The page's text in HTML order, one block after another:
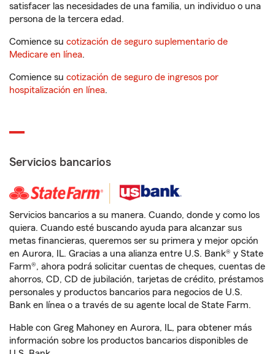
satisfacer las necesidades de una familia, un individuo o una
persona de la tercera edad.
Comience su cotización de seguro suplementario de
Medicare en línea.
Comience su cotización de seguro de ingresos por
hospitalización en línea.
Servicios bancarios
Servicios bancarios a su manera. Cuando, donde y como los
quiera. Cuando esté buscando ayuda para alcanzar sus
metas financieras, queremos ser su primera y mejor opción
en Aurora, IL. Gracias a una alianza entre U.S. Bank® y State
Farm®, ahora podrá solicitar cuentas de cheques, cuentas de
ahorros, CD, CD de jubilación, tarjetas de crédito, préstamos
personales y productos bancarios para negocios de U.S.
Bank en línea o a través de su agente local de State Farm.
Hable con Greg Mahoney en Aurora, IL, para obtener más
información sobre los productos bancarios disponibles de